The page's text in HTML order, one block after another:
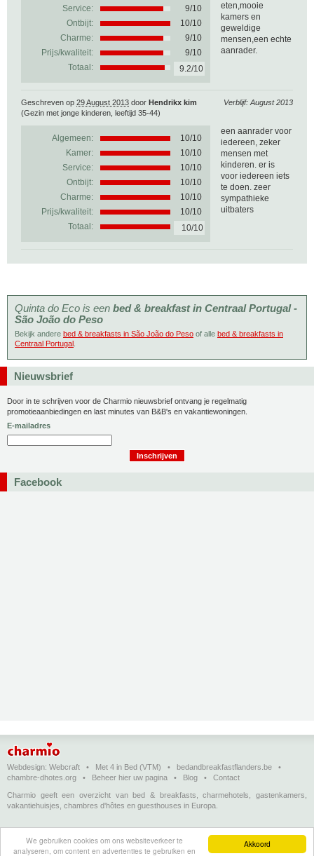
Akkoord
We gebruiken cookies om ons websiteverkeer te
analyseren, om content en advertenties te gebruiken en
Service:
9/10
Ontbijt:
10/10
Charme:
9/10
Prijs/kwaliteit:
9/10
Totaal:
9.2/10
eten,mooie
kamers en
geweldige
mensen,een echte
aanrader.
Verblijf: August 2013
Geschreven op 29 August 2013 door Hendrikx kim
(Gezin met jonge kinderen, leeftijd 35-44)
Algemeen: 10/10
Kamer:
10/10
Service:
10/10
Ontbijt:
10/10
Charme:
10/10
Prijs/kwaliteit:
10/10
Totaal:
10/10
een aanrader voor
iedereen, zeker
mensen met
kinderen. er is
voor iedereen iets
te doen. zeer
sympathieke
uitbaters
Quinta do Eco is een bed & breakfast in Centraal Portugal -
São João do Peso
Bekijk andere bed & breakfasts in São João do Peso of alle bed & breakfasts in
Centraal Portugal
Nieuwsbrief
Door in te schrijven voor de Charmio nieuwsbrief ontvang je regelmatig
promotieaanbiedingen en last minutes van B&B's en vakantiewoningen.
E-mailadres
Facebook
Webdesign: Webcraft • Met 4 in Bed (VTM) • bedandbreakfastflanders.be •
chambre-dhotes.org • Beheer hier uw pagina • Blog • Contact
Charmio geeft een overzicht van bed & breakfasts, charmehotels, gastenkamers,
vakantiehuisjes, chambres d'hôtes en guesthouses in Europa.
Bed & breakfasts, charmehotels en vakantiehuizen (in het Nederlands)•Chambres
d'hôtes, hôtels de charme et logements de vacances
(en français) •
Bed &
breakfasts, charming hotels and holiday accommodations
Bed &